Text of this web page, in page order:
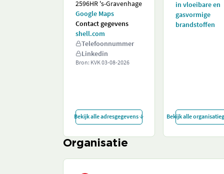
2596HR 's-Gravenhage
Google Maps
Contact gegevens
shell.com
Telefoonnummer
Linkedin
Bron: KVK03-08-2026
Bekijk alle adresgegevens
in vloeibare en
gasvormige
brandstoffen
Bekijk alle
Organisatie